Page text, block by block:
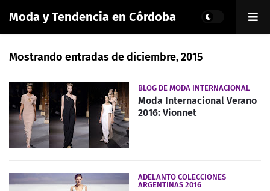
Moda y Tendencia en Córdoba
Mostrando entradas de diciembre, 2015
BLOG DE MODA INTERNACIONAL
Moda Internacional Verano
2016: Vionnet
ADELANTO COLECCIONES
ARGENTINAS 2016